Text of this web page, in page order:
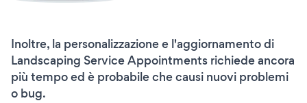
Inoltre, la personalizzazione e l'aggiornamento di
Landscaping Service Appointments richiede ancora
più tempo ed è probabile che causi nuovi problemi
o bug.